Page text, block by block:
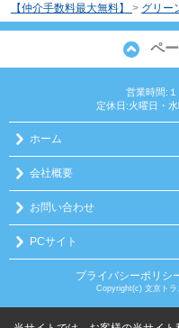
【仲介手数料最大無料】
> グリー
ペ
営業時間:
定休日:火曜日・
ホーム
会社概要
お問い合わせ
PCサイト
プライバシーポリシ
Copyright(c) 文京トラ